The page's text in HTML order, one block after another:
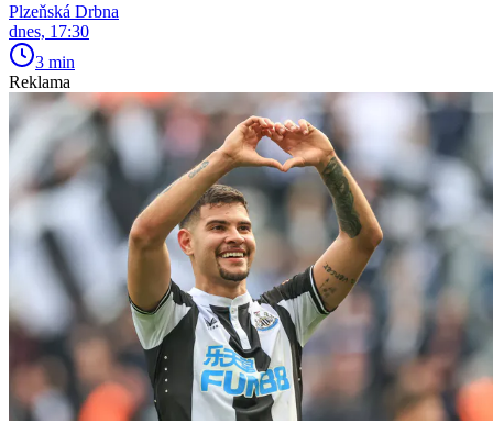
Plzeňská Drbna
dnes, 17:30
3 min
Reklama